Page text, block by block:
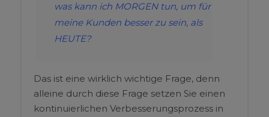
was kann ich MORGEN tun, um für
meine Kunden besser zu sein, als
HEUTE?
Das ist eine wirklich wichtige Frage, denn
alleine durch diese Frage setzen Sie einen
kontinuierlichen Verbesserungsprozess in